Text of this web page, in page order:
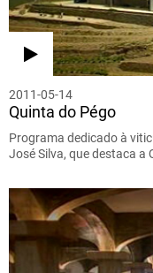
2011-05-14
Quinta do Pégo
Programa dedicado à
José Silva, que destaca a